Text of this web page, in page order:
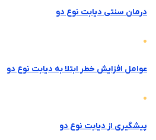
درمان سنتی دیابت نوع دو
عوامل افزایش خطر ابتلا به دیابت نوع دو
پیشگیری از دیابت نوع دو